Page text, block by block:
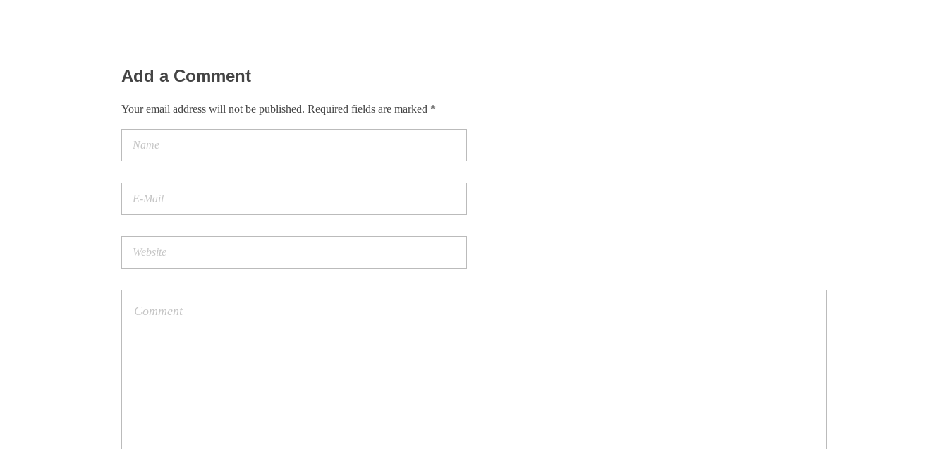
Add a Comment
Your email address will not be published. Required fields are marked *